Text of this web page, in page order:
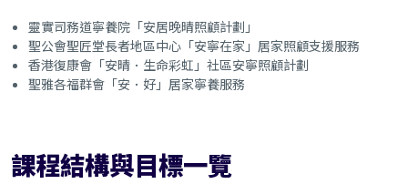
靈實司務道寧養院「安居晚晴照顧計劃」
聖公會聖匠堂長者地區中心「安寧在家」居家照顧支援服務
香港復康會「安晴．生命彩虹」社區安寧照顧計劃
聖雅各福群會「安．好」居家寧養服務
課程結構與目標一覽